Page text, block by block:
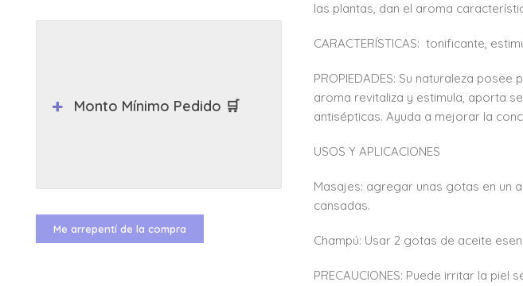
las plantas, dan el aroma
CARACTERÍSTICAS: tonificante,
PROPIEDADES: Su naturaleza
aroma revitaliza y estimula, aporta
antisépticas. Ayuda a mejorar la
USOS Y APLICACIONES
Masajes: agregar unas gotas en un
cansadas.
Champú: Usar 2 gotas de aceite
PRECAUCIONES: Puede irritar la
Monto Mínimo Pedido 🛒
Me arrepentí de la compra